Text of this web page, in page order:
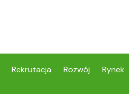
Rekrutacja Rozwój Rynek